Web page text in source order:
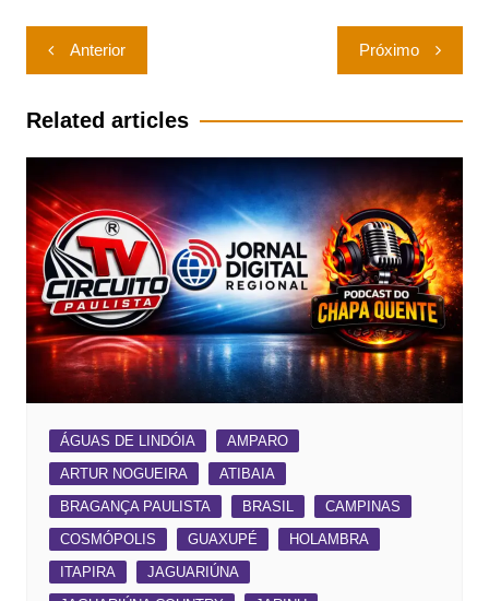
Navegação
de
Post
Anterior Próximo
Related articles
ÁGUAS DE LINDÓIA
AMPARO
ARTUR NOGUEIRA
ATIBAIA
BRAGANÇA PAULISTA
BRASIL
CAMPINAS
COSMÓPOLIS
GUAXUPÉ
HOLAMBRA
ITAPIRA
JAGUARIÚNA